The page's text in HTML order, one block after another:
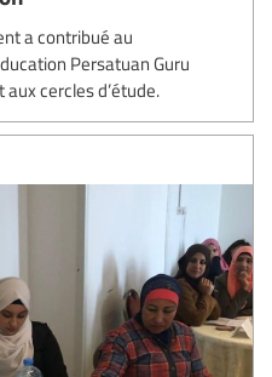
a contribué au
Persatuan Guru
cercles d’étude.